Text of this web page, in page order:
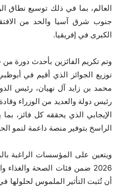
العالم، بما في ذلك توسيع نطاق
جنوب شرق آسيا والحد من
الكبرى في إفريقيا.
وتم تكريم الفائزين بأحدث دورة من
توزيع الجوائز الذي أقيم في
رئيس دولة والعديد من الوزراء
الإيجابي الذي يحققه كل فائز، بما
الراسخ بتوفير منصة داعمة لنمو
ويتعين على المؤسسات الراغبة
2026 ضمن فئات الصحة والغذاء
أن تُثبت التأثير الملموس